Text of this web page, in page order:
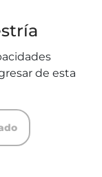
de esta